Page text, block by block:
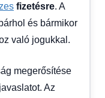
fizetésre. A
és bármikor
való jogukkal.
megerősítése
Az